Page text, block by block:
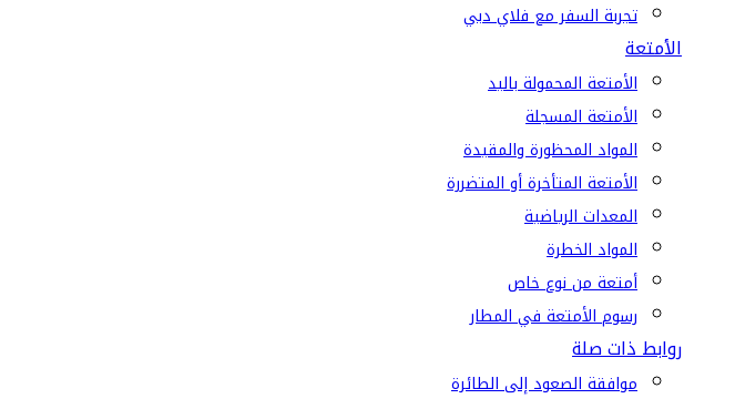
تجربة السفر مع فلاي دبي
الأمتعة
الأمتعة المحمولة باليد
الأمتعة المسجلة
المواد المحظورة والمقيدة
الأمتعة المتأخرة أو المتضررة
المعدات الرياضية
المواد الخطرة
أمتعة من نوع خاص
رسوم الأمتعة في المطار
روابط ذات صلة
موافقة الصعود إلى الطائرة